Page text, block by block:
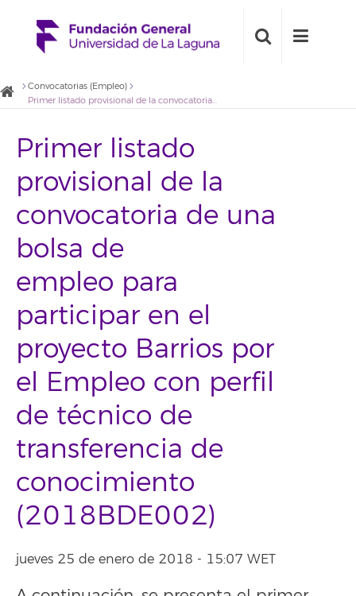
Convocatorias (Empleo)
Primer listado provisional de la convocatoria de una bolsa de empleo para participar en el proyecto Barrios por el Empleo con perfil de técnico de transferencia de conocimiento (2018BDE002)
Primer listado
provisional de la
convocatoria de una
bolsa de
empleo para
participar en el
proyecto Barrios por
el Empleo con perfil
de técnico de
transferencia de
conocimiento
(2018BDE002)
jueves 25 de enero de 2018 - 15:07 WET